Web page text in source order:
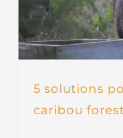
5 solutions
caribou